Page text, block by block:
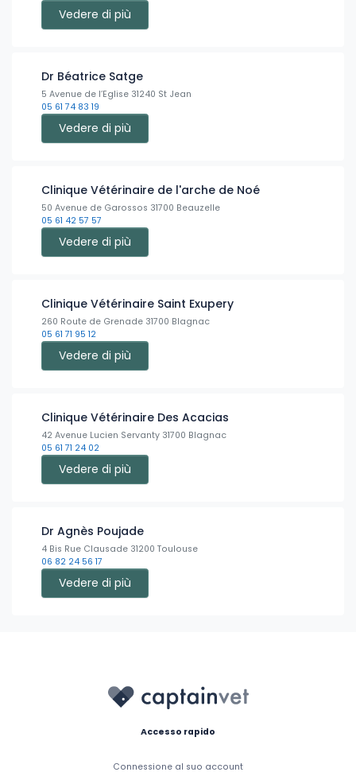
Vedere di più
Dr Béatrice Satge
5 Avenue de l’Eglise 31240 St Jean
05 61 74 83 19
Vedere di più
Clinique Vétérinaire de l'arche de Noé
50 Avenue de Garossos 31700 Beauzelle
05 61 42 57 57
Vedere di più
Clinique Vétérinaire Saint Exupery
260 Route de Grenade 31700 Blagnac
05 61 71 95 12
Vedere di più
Clinique Vétérinaire Des Acacias
42 Avenue Lucien Servanty 31700 Blagnac
05 61 71 24 02
Vedere di più
Dr Agnès Poujade
4 Bis Rue Clausade 31200 Toulouse
06 82 24 56 17
Vedere di più
Accesso rapido
Connessione al suo account